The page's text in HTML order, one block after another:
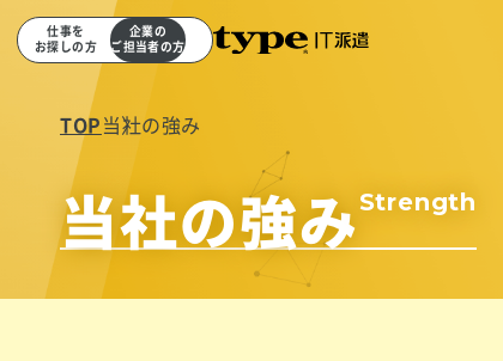
仕事を
お探しの方
企業の
ご担当者の方
TOP当社の強み
当社の強み Strength